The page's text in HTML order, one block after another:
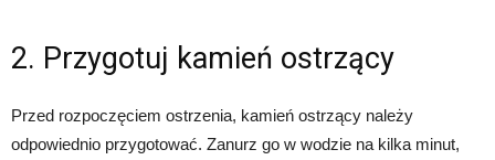
2. Przygotuj kamień ostrzący
Przed rozpoczęciem ostrzenia, kamień ostrzący należy
odpowiednio przygotować. Zanurz go w wodzie na kilka minut,